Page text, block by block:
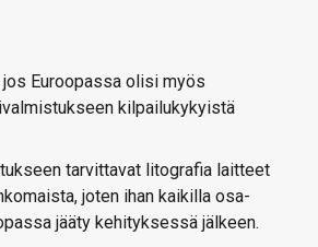
Euroopassa olisi myös
kilpailukykyistä
tarvittavat litografia laitteet
joten ihan kaikilla osa-
jääty kehityksessä jälkeen.